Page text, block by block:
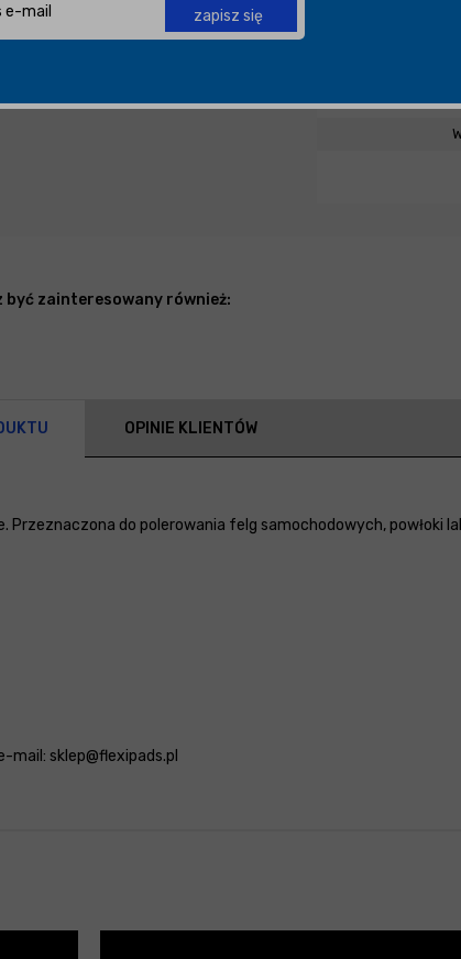
być zainteresowany również:
OPINIE KLIENTÓW
Przeznaczona do polerowania felg samochodowych, powłoki
mail: sklep@flexipads.pl
zapisz się